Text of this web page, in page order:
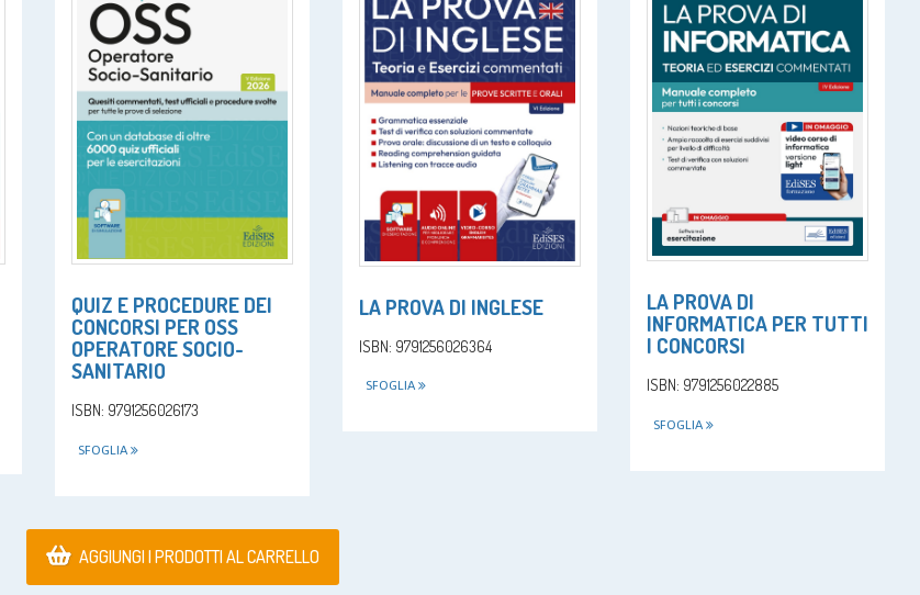
QUIZ E PROCEDURE DEI
CONCORSI PER OSS
OPERATORE SOCIO-
SANITARIO
ISBN: 9791256026173
SFOGLIA
LA PROVA DI INGLESE
ISBN: 9791256026364
SFOGLIA
LA PROVA DI
INFORMATICA PER TUTTI
I CONCORSI
ISBN: 9791256022885
SFOGLIA
AGGIUNGI I PRODOTTI AL CARRELLO